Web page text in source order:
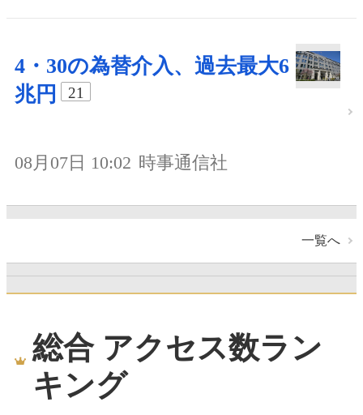
4・30の為替介入、過去最大6
兆円
21
08月07日 10:02 時事通信社
一覧へ
総合 アクセス数ラン
キング